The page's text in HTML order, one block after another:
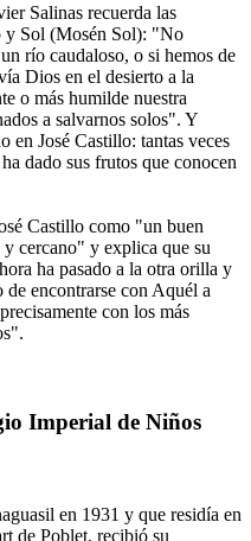
Salinas recuerda las
y Sol (Mosén Sol): "No
río caudaloso, o si hemos de
Dios en el desierto a la
o más humilde nuestra
a salvarnos solos". Y
en José Castillo: tantas veces
dado sus frutos que conocen
Castillo como "un buen
cercano" y explica que su
ha pasado a la otra orilla y
de encontrarse con Aquél a
con los más
Imperial de Niños
en 1931 y que residía en
de Poblet, recibió su